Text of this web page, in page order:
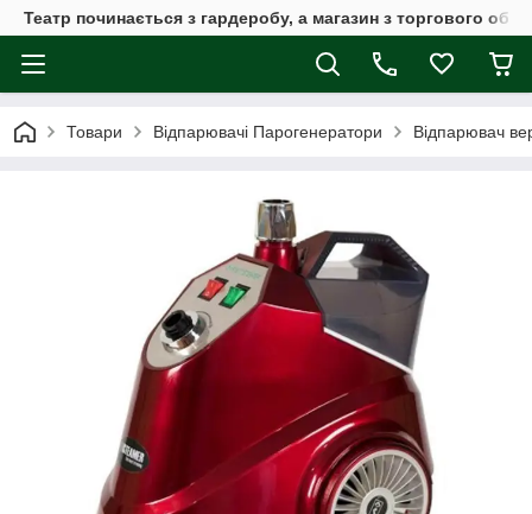
Театр починається з гардеробу, а магазин з торгового
Товари Відпарювачі Парогенератори Відпарювач